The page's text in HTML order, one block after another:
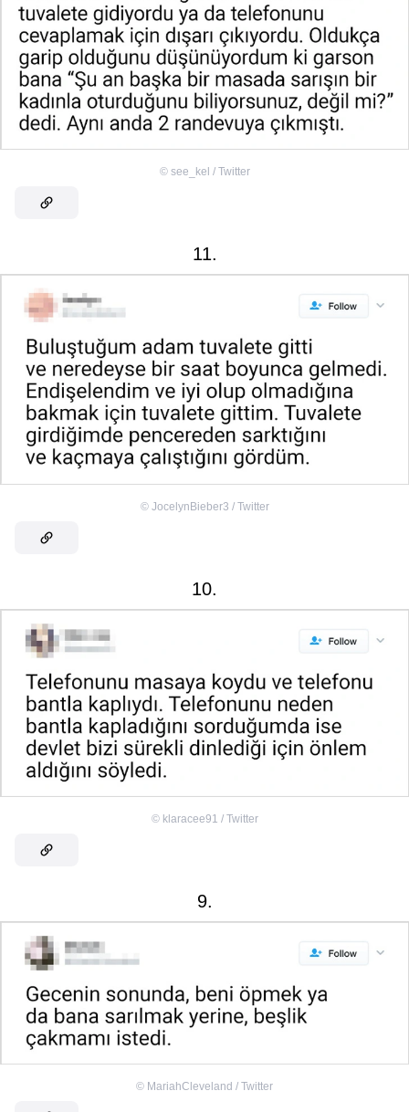
© see_kel / Twitter
11.
© JocelynBieber3 / Twitter
10.
© klaracee91 / Twitter
9.
© MariahCleveland / Twitter